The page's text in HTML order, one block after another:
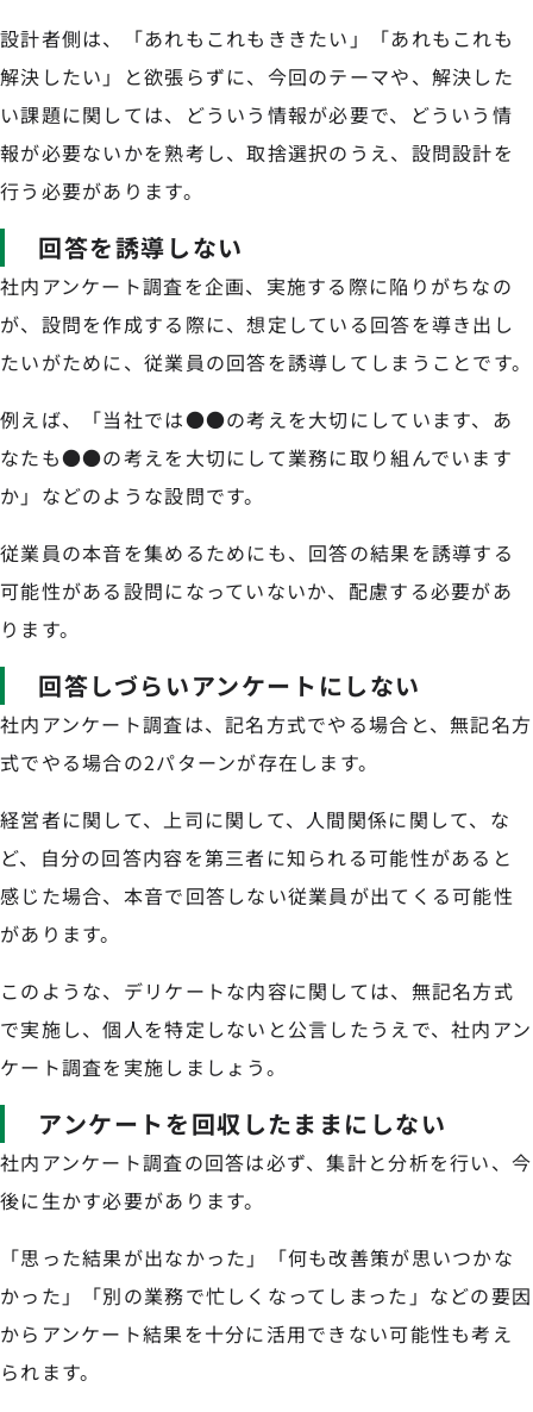
設計者側は、「あれもこれもききたい」「あれもこれも
解決したい」と欲張らずに、今回のテーマや、解決した
い課題に関しては、どういう情報が必要で、どういう情
報が必要ないかを熟考し、取捨選択のうえ、設問設計を
行う必要があります。
回答を誘導しない
社内アンケート調査を企画、実施する際に陥りがちなの
が、設問を作成する際に、想定している回答を導き出し
たいがために、従業員の回答を誘導してしまうことです。
例えば、「当社では●●の考えを大切にしています、あ
なたも●●の考えを大切にして業務に取り組んでいます
か」などのような設問です。
従業員の本音を集めるためにも、回答の結果を誘導する
可能性がある設問になっていないか、配慮する必要があ
ります。
回答しづらいアンケートにしない
社内アンケート調査は、記名方式でやる場合と、無記名方
式でやる場合の2パターンが存在します。
経営者に関して、上司に関して、人間関係に関して、な
ど、自分の回答内容を第三者に知られる可能性があると
感じた場合、本音で回答しない従業員が出てくる可能性
があります。
このような、デリケートな内容に関しては、無記名方式
で実施し、個人を特定しないと公言したうえで、社内アン
ケート調査を実施しましょう。
アンケートを回収したままにしない
社内アンケート調査の回答は必ず、集計と分析を行い、今
後に生かす必要があります。
「思った結果が出なかった」「何も改善策が思いつかな
かった」「別の業務で忙しくなってしまった」などの要因
からアンケート結果を十分に活用できない可能性も考え
られます。